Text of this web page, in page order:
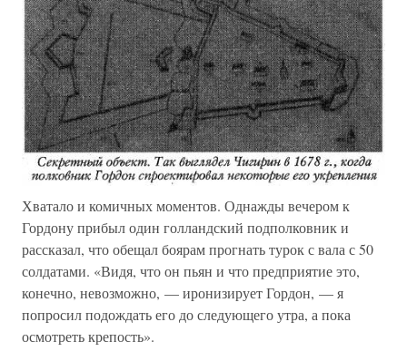
Хватало и комичных моментов. Однажды вечером к
Гордону прибыл один голландский подполковник и
рассказал, что обещал боярам прогнать турок с вала с 50
солдатами. «Видя, что он пьян и что предприятие это,
конечно, невозможно, — иронизирует Гордон, — я
попросил подождать его до следующего утра, а пока
осмотреть крепость».